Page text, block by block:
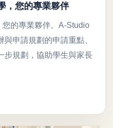
，您的專業夥伴
的專業夥伴。A-Studio
申請規劃的申請重點、
步規劃，協助學生與家長